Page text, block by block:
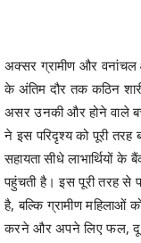
अक्सर ग्रामीण और वनांचल
के अंतिम दौर तक कठिन
असर उनकी और होने वाले
ने इस परिदृश्य को पूरी तरह
सहायता सीधे लाभार्थियों
पहुंचती है। इस पूरी तरह से
है, बल्कि ग्रामीण महिलाओं
करने और अपने लिए फल, दूध